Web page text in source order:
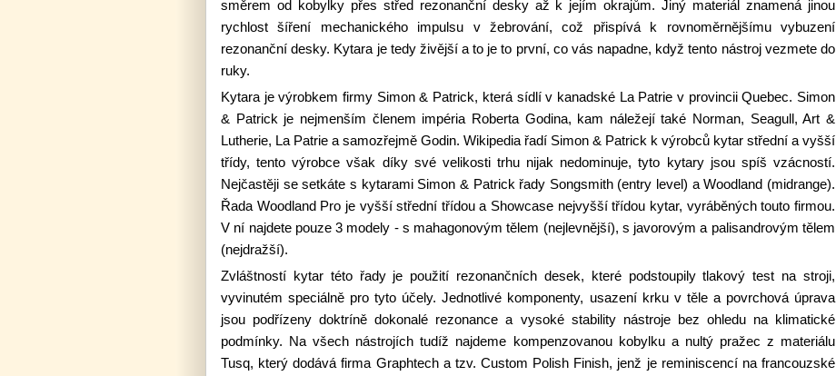
směrem od kobylky přes střed rezonanční desky až k jejím okrajům. Jiný materiál znamená jinou
rychlost šíření mechanického impulsu v žebrování, což přispívá k rovnoměrnějšímu vybuzení
rezonanční desky. Kytara je tedy živější a to je to první, co vás napadne, když tento nástroj vezmete do
ruky.
Kytara je výrobkem firmy Simon & Patrick, která sídlí v kanadské La Patrie v provincii Quebec. Simon
& Patrick je nejmenším členem impéria Roberta Godina, kam náležejí také Norman, Seagull, Art &
Lutherie, La Patrie a samozřejmě Godin. Wikipedia řadí Simon & Patrick k výrobců kytar střední a vyšší
třídy, tento výrobce však díky své velikosti trhu nijak nedominuje, tyto kytary jsou spíš vzácností.
Nejčastěji se setkáte s kytarami Simon & Patrick řady Songsmith (entry level) a Woodland (midrange).
Řada Woodland Pro je vyšší střední třídou a Showcase nejvyšší třídou kytar, vyráběných touto firmou.
V ní najdete pouze 3 modely - s mahagonovým tělem (nejlevnější), s javorovým a palisandrovým tělem
(nejdražší).
Zvláštností kytar této řady je použití rezonančních desek, které podstoupily tlakový test na stroji,
vyvinutém speciálně pro tyto účely. Jednotlivé komponenty, usazení krku v těle a povrchová úprava
jsou podřízeny doktríně dokonalé rezonance a vysoké stability nástroje bez ohledu na klimatické
podmínky. Na všech nástrojích tudíž najdeme kompenzovanou kobylku a nultý pražec z materiálu
Tusq, který dodává firma Graphtech a tzv. Custom Polish Finish, jenž je reminiscencí na francouzské